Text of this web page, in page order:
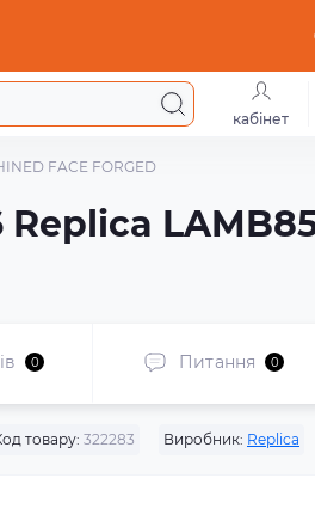
кабінет
FACE FORGED
Replica
0 Питання 0
товару: 322283 Виробник: Replica